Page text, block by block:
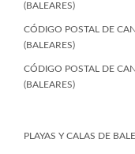
(BALEARES)
CÓDIGO POSTAL DE
(BALEARES)
CÓDIGO POSTAL DE
(BALEARES)
PLAYAS Y CALAS DE